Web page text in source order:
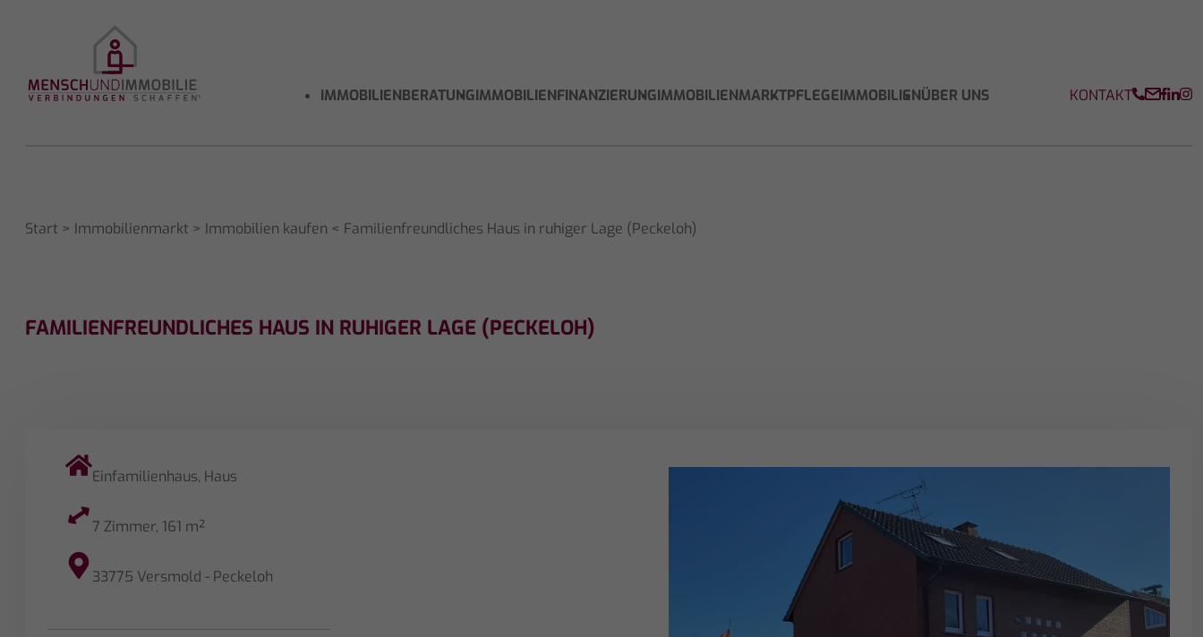
IMMOBILIENBERATUNGIMMOBILIENFINANZIERUNGIMMOBILIENMARKTPFLEGEIMMOBILIENÜBER UNS KONTAKT
Start > Immobilienmarkt > Immobilien kaufen < Familienfreundliches Haus in ruhiger Lage (Peckeloh)
FAMILIENFREUNDLICHES HAUS IN RUHIGER LAGE (PECKELOH)
Einfamilienhaus, Haus
7 Zimmer, 161 m²
33775 Versmold - Peckeloh